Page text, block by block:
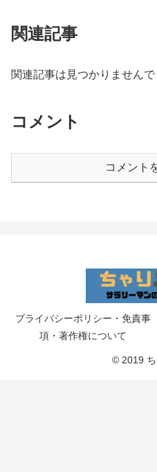
関連記事
関連記事は見つかりませんで
コメント
コメント
プライバシーポリシー・免責事
項・著作権について
© 2019